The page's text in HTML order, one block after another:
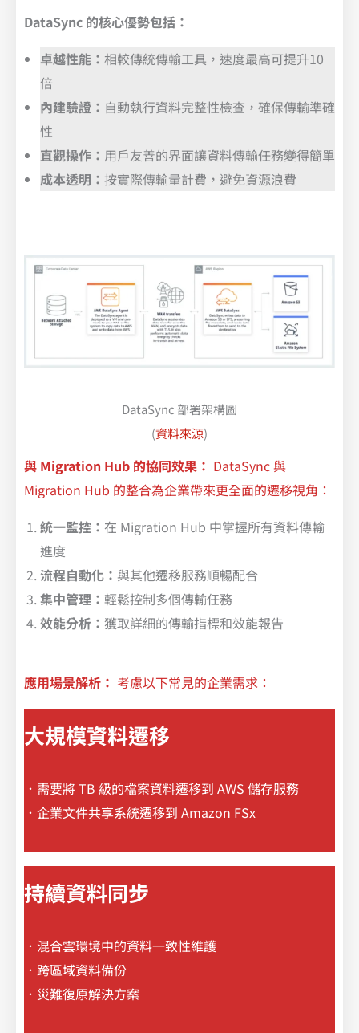
DataSync 的核心優勢包括：
卓越性能： 相較傳統傳輸工具，速度最高可提升10
倍
內建驗證： 自動執行資料完整性檢查，確保傳輸準確
性
直觀操作： 用戶友善的界面讓資料傳輸任務變得簡單
成本透明： 按實際傳輸量計費，避免資源浪費
DataSync 部署架構圖
(資料來源)
與 Migration Hub 的協同效果： DataSync 與
Migration Hub 的整合為企業帶來更全面的遷移視角：
統一監控： 在 Migration Hub 中掌握所有資料傳輸
進度
流程自動化： 與其他遷移服務順暢配合
集中管理： 輕鬆控制多個傳輸任務
效能分析： 獲取詳細的傳輸指標和效能報告
應用場景解析： 考慮以下常見的企業需求：
大規模資料遷移
．需要將 TB 級的檔案資料遷移到 AWS 儲存服務
．企業文件共享系統遷移到 Amazon FSx
持續資料同步
．混合雲環境中的資料一致性維護
．跨區域資料備份
．災難復原解決方案